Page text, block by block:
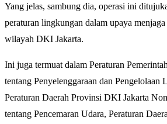
Yang jelas, sambung dia, operasi ini
peraturan lingkungan dalam upaya
wilayah DKI Jakarta.
Ini juga termuat dalam Peraturan
tentang Penyelenggaraan dan Pengelolaan
Peraturan Daerah Provinsi DKI Jakarta
tentang Pencemaran Udara, Peraturan